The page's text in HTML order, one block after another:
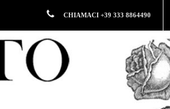
CHIAMACI +39 333 8864490